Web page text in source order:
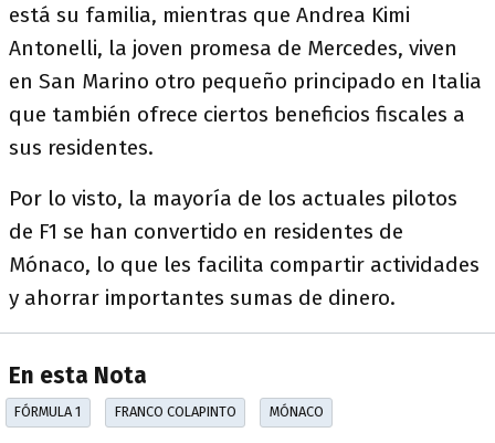
está su familia, mientras que Andrea Kimi
Antonelli, la joven promesa de Mercedes, viven
en San Marino otro pequeño principado en Italia
que también ofrece ciertos beneficios fiscales a
sus residentes.
Por lo visto, la mayoría de los actuales pilotos
de F1 se han convertido en residentes de
Mónaco, lo que les facilita compartir actividades
y ahorrar importantes sumas de dinero.
En esta Nota
FÓRMULA 1 FRANCO COLAPINTO MÓNACO